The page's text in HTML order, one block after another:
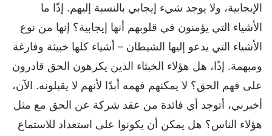
الإيجابية، ولا يوجد شيء إيجابي بالنسبة إليهم. إذًا ما
الأشياء التي يؤمنون في قلوبهم أنها إيجابية؟ إنها من نوع
الأشياء التي يدعو إليها الشيطان – أشياء كلها خبيثة وفارغة
ومبهمة. إذًا، هل هؤلاء الخبثاء الذين يكرهون الحق قادرون
على فهم الحق؟ لا يمكنهم فهمه أبدًا لأنهم لا يقبلونه. الآن،
أخبرني، أتوجد أي فائدة من عقد شركة عن الحق مع مثل
هؤلاء الناس؟ هل يمكن أن يكونوا على استعداد للاستماع